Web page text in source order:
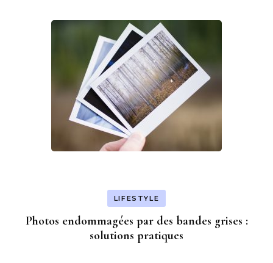
LIFESTYLE
Photos endommagées par des bandes grises :
solutions pratiques